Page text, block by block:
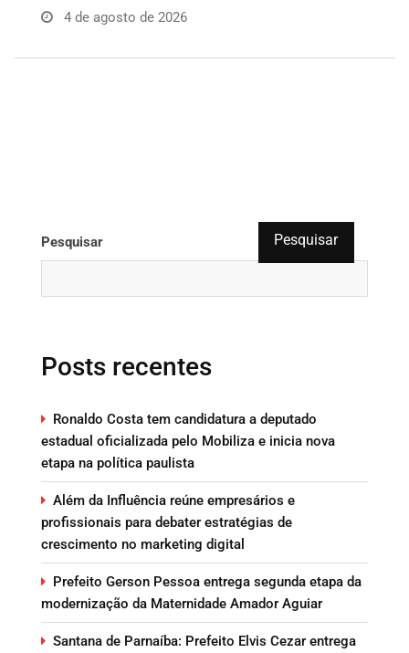
4 de agosto de 2026
Pesquisar Pesquisar
Posts recentes
Ronaldo Costa tem candidatura a deputado
estadual oficializada pelo Mobiliza e inicia nova
etapa na política paulista
Além da Influência reúne empresários e
profissionais para debater estratégias de
crescimento no marketing digital
Prefeito Gerson Pessoa entrega segunda etapa da
modernização da Maternidade Amador Aguiar
Santana de Parnaíba: Prefeito Elvis Cezar entrega